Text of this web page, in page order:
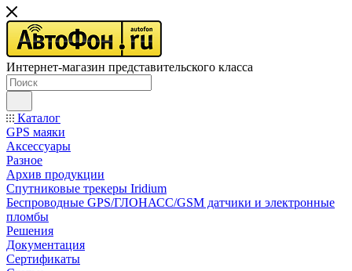
Интернет-магазин представительского класса
Каталог
GPS маяки
Аксессуары
Разное
Архив продукции
Спутниковые трекеры Iridium
Беспроводные GPS/ГЛОНАСС/GSM датчики и электронные
пломбы
Решения
Документация
Сертификаты